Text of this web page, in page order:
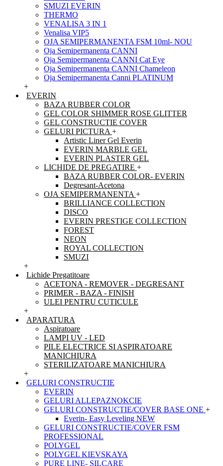
SMUZI EVERIN
THERMO
VENALISA 3 IN 1
Venalisa VIP5
OJA SEMIPERMANENTA FSM 10ml- NOU
Oja Semipermanenta CANNI
Oja Semipermanenta CANNI Cat Eye
Oja Semipermanenta CANNI Chameleon
Oja Semipermanenta Canni PLATINUM
+
EVERIN
BAZA RUBBER COLOR
GEL COLOR SHIMMER ROSE GLITTER
GEL CONSTRUCTIE COVER
GELURI PICTURA +
Artistic Liner Gel Everin
EVERIN MARBLE GEL
EVERIN PLASTER GEL
LICHIDE DE PREGATIRE +
BAZA RUBBER COLOR- EVERIN
Degresant-Acetona
OJA SEMIPERMANENTA +
BRILLIANCE COLLECTION
DISCO
EVERIN PRESTIGE COLLECTION
FOREST
NEON
ROYAL COLLECTION
SMUZI
+
Lichide Pregatitoare
ACETONA - REMOVER - DEGRESANT
PRIMER - BAZA - FINISH
ULEI PENTRU CUTICULE
+
APARATURA
Aspiratoare
LAMPI UV - LED
PILE ELECTRICE SI ASPIRATOARE
MANICHIURA
STERILIZATOARE MANICHIURA
+
GELURI CONSTRUCTIE
EVERIN
GELURI ALLEPAZNOKCIE
GELURI CONSTRUCTIE/COVER BASE ONE +
Everin- Easy Leveling NEW
GELURI CONSTRUCTIE/COVER FSM
PROFESSIONAL
POLYGEL
POLYGEL KIEVSKAYA
PURE LINE- SILCARE